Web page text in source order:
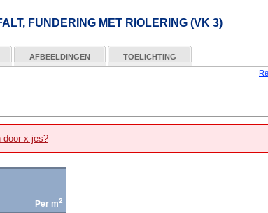
FUNDERING MET RIOLERING (VK 3)
AFBEELDINGEN
TOELICHTING
door x-jes?
Per m2